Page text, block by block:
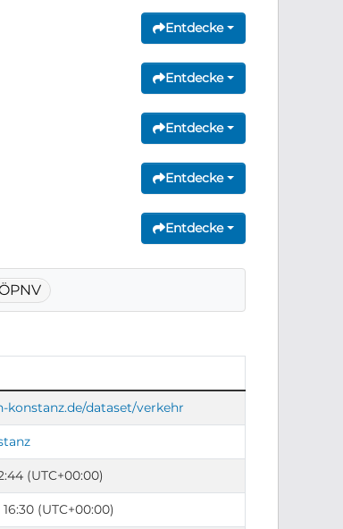
Entdecke
Entdecke
Entdecke
Entdecke
Entdecke
konstanz.de/dataset/verkehr
(UTC+00:00)
(UTC+00:00)